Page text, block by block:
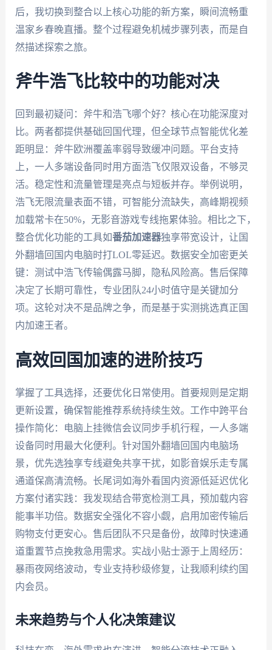
后，我切换到整合以上核心功能的新方案，瞬间流畅重
温家乡春晚直播。整个过程避免机械步骤列表，而是自
然描述探索之旅。
斧牛浩飞比较中的功能对决
回到最初疑问：斧牛和浩飞哪个好？核心在功能深度对
比。两者都提供基础回国代理，但全球节点智能优化差
距明显：斧牛欧洲覆盖率弱导致缓冲问题。平台支持
上，一人多端设备同时用方面浩飞仅限双设备，不够灵
活。稳定性和流量管理是亮点与短板并存。举例说明，
浩飞无限流量表面不错，可智能分流缺失，高峰期视频
加载常卡在50%，无影音游戏专线拖累体验。相比之下，
整合优化功能的工具如番茄加速器独享带宽设计，让国
外翻墙回国内电脑时打LOL零延迟。数据安全加密更关
键：测试中浩飞传输偶露马脚，隐私风险高。售后保障
决定了长期可靠性，专业团队24小时值守是关键加分
项。这轮对决不是品牌之争，而是基于实测挑选真正国
内加速王者。
高效回国加速的进阶技巧
掌握了工具选择，还要优化日常使用。首要规则是定期
更新设置，确保智能推荐系统持续生效。工作中跨平台
操作简化：电脑上挂微信会议同步手机行程，一人多端
设备同时用最大化便利。针对国外翻墙回国内电脑场
景，优先选独享专线避免共享干扰，如影音娱乐走专属
通道保高清流畅。长尾词如海外看国内资源低延迟优化
方案付诸实践：我发现结合带宽检测工具，预加载内容
能事半功倍。数据安全强化不容小觑，启用加密传输后
购物支付更安心。售后团队不只是备份，故障时快速通
道重置节点挽救急用需求。实战小贴士源于上周经历：
暴雨夜网络波动，专业支持秒级修复，让我顺利续约国
内会员。
未来趋势与个人化决策建议